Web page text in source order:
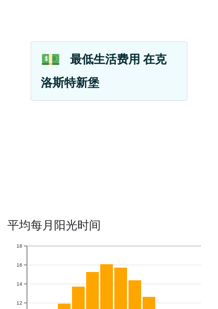
💵
最低生活费用 在克
洛斯特新堡
平均每月阳光时间
12
14
16
18